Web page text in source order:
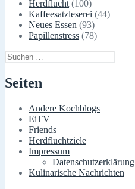
Herdflucht (100)
Kaffeesatzleserei (44)
Neues Essen (93)
Papillenstress (78)
Suchen
nach:
Seiten
Andere Kochblogs
EiTV
Friends
Herdfluchtziele
Impressum
Datenschutzerklärung
Kulinarische Nachrichten